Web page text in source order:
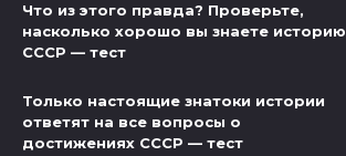
Что из этого правда? Проверьте,
насколько хорошо вы знаете историю
СССР — тест
Только настоящие знатоки истории
ответят на все вопросы о
достижениях СССР — тест